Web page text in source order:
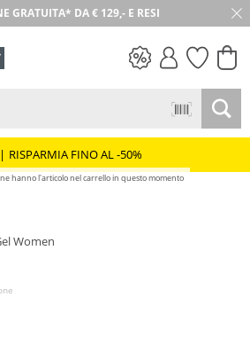
GRATUITA* DA € 129,- E RESI
30 GIORNI DI RESO
| RISPARMIA FINO AL -50%
hanno l'articolo nel carrello in questo momento
Women